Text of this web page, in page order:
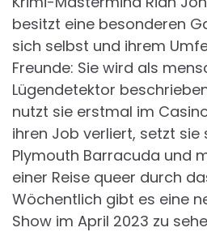
besitzt eine besonderen
sich selbst und ihrem
Freunde: Sie wird als
Lügendetektor
nutzt sie erstmal im
ihren Job verliert, setzt sie
Plymouth Barracuda und
einer Reise queer durch
Wöchentlich gibt es eine
Show im April 2023 zu